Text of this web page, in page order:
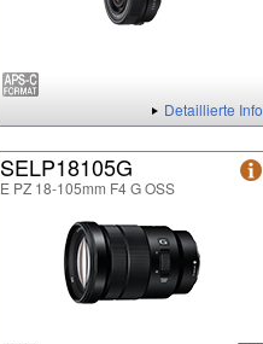
Detaillierte Info
SELP18105G
E PZ 18-105mm F4 G OSS